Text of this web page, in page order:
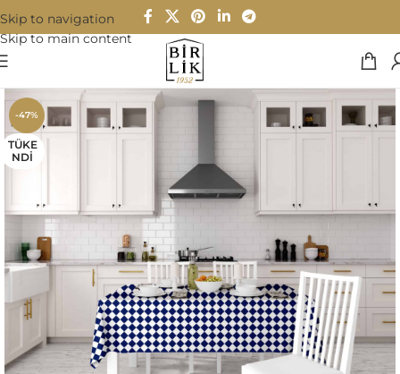
Skip to navigation
Skip to main content
-47%
TÜKE
NDI